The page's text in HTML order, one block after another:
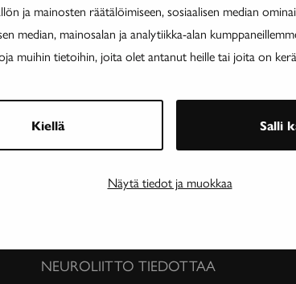
ja mainosten räätälöimiseen, sosiaalisen median
median, mainosalan ja analytiikka-alan
muihin tietoihin, joita olet antanut heille tai joita on
Kiellä Salli
Näytä tiedot ja muokkaa
NEUROLIITTO TIEDOTTAA